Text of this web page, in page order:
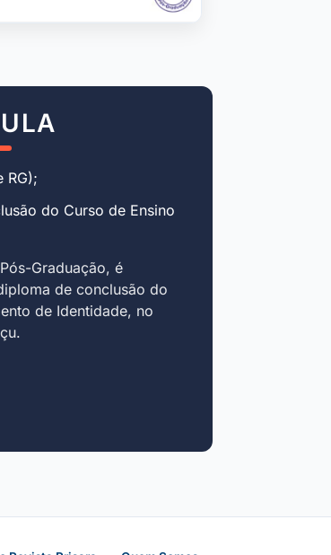
RG);
do Curso de Ensino
Graduação, é
de conclusão do
de Identidade, no